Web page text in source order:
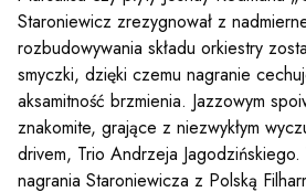
Staroniewicz zrezygnował z
rozbudowywania składu orkiestry
smyczki, dzięki czemu nagranie
aksamitność brzmienia. Jazzowym
znakomite, grające z niezwykłym
drivem, Trio Andrzeja
nagrania Staroniewicza z Polską